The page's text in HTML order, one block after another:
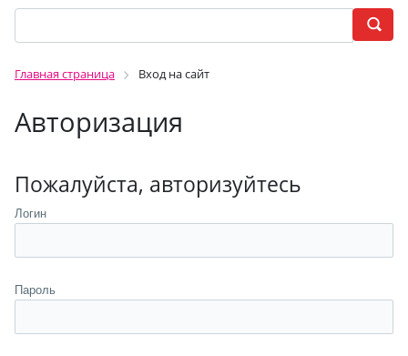
Главная страница Вход на сайт
Авторизация
Пожалуйста, авторизуйтесь
Логин
Пароль